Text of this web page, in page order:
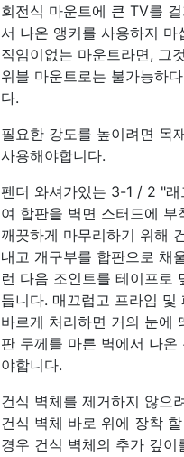
회전식 마운트에 큰 TV를
서 나온 앵커를 사용하지 마
직임이없는 마운트라면, 그
위블 마운트로는 불가능하
다.
필요한 강도를 높이려면 목
사용해야합니다.
펜더 와셔가있는 3-1 / 2 "
여 합판을 벽면 스터드에 부
깨끗하게 마무리하기 위해
내고 개구부를 합판으로 채
런 다음 조인트를 테이프로
듭니다. 매끄럽고 프라임 및
바르게 처리하면 거의 눈에
판 두께를 마른 벽에서 나온
야합니다.
건식 벽체를 제거하지 않으
건식 벽체 바로 위에 장착
경우 건식 벽체의 추가 깊이